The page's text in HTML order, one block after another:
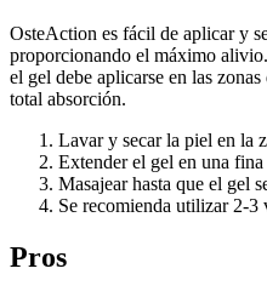
OsteAction es fácil de aplicar y
proporcionando el máximo
el gel debe aplicarse en las
total absorción.
Lavar y secar la piel en la
Extender el gel en una
Masajear hasta que el gel
Se recomienda utilizar 2-3
Pros